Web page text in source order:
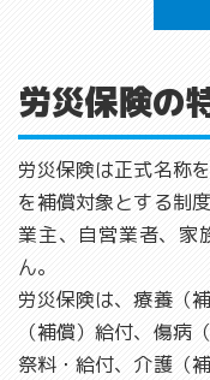
労災保険の
労災保険は正式名称
を補償対象とする制
業主、自営業者、家
ん。
労災保険は、療養（
（補償）給付、傷病
祭料・給付、介護（